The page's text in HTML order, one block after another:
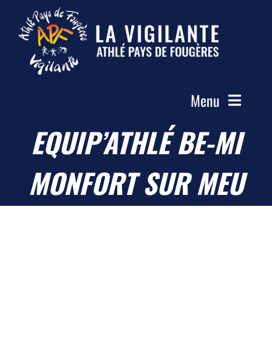
Passer
contenu
Menu
Accueil
Le Club
Actualités
Les Groupes
EQUIP’ATHLÉ BE-MI
MONFORT SUR MEU